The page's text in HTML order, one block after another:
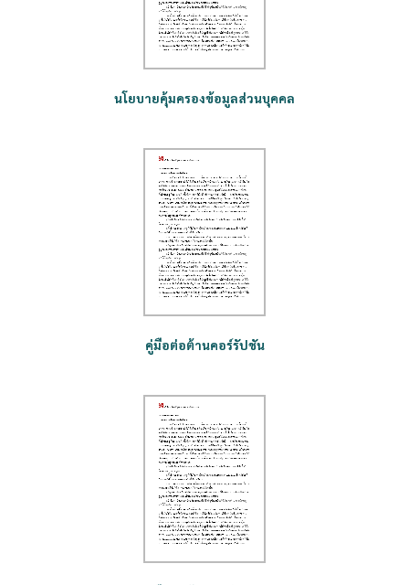
นโยบายคุ้มครองข้อมูลส่วนบุคคล
คู่มือต่อต้านคอร์รัปชัน